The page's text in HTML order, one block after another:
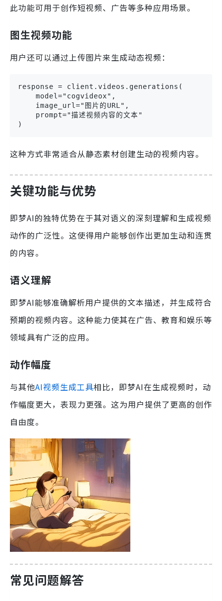
此功能可用于创作短视频、广告等多种应用场景。
图生视频功能
用户还可以通过上传图片来生成动态视频：
response = client.videos.generations(
    model="cogvideox",
    image_url="图片的URL",
    prompt="描述视频内容的文本"
)
这种方式非常适合从静态素材创建生动的视频内容。
关键功能与优势
即梦AI的独特优势在于其对语义的深刻理解和生成视频
动作的广泛性。这使得用户能够创作出更加生动和连贯
的内容。
语义理解
即梦AI能够准确解析用户提供的文本描述，并生成符合
预期的视频内容。这种能力使其在广告、教育和娱乐等
领域具有广泛的应用。
动作幅度
与其他AI视频生成工具相比，即梦AI在生成视频时，动
作幅度更大，表现力更强。这为用户提供了更高的创作
自由度。
常见问题解答